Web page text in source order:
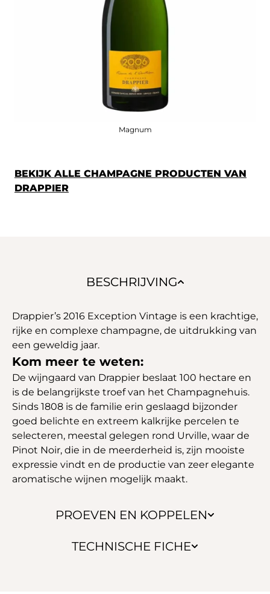
Magnum
BEKIJK ALLE CHAMPAGNE PRODUCTEN VAN
DRAPPIER
BESCHRIJVING
PROEVEN EN KOPPELEN
TECHNISCHE FICHE
Drappier’s 2016 Exception Vintage is een krachtige,
rijke en complexe champagne, de uitdrukking van
een geweldig jaar.
Kom meer te weten:
De wijngaard van Drappier beslaat 100 hectare en
is de belangrijkste troef van het Champagnehuis.
Sinds 1808 is de familie erin geslaagd bijzonder
goed belichte en extreem kalkrijke percelen te
selecteren, meestal gelegen rond Urville, waar de
Pinot Noir, die in de meerderheid is, zijn mooiste
expressie vindt en de productie van zeer elegante
aromatische wijnen mogelijk maakt.